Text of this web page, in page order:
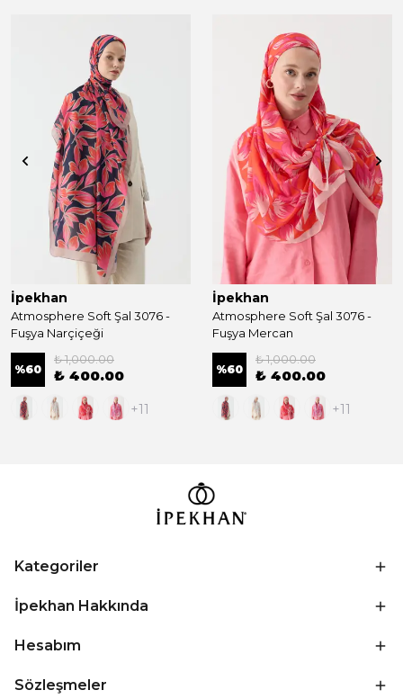
İpekhan
Atmosphere Soft Şal 3076 -
Fuşya Narçiçeği
%60
₺ 1,000.00
₺ 400.00
+11
İpekhan
Atmosphere Soft Şal 3076 -
Fuşya Mercan
%60
₺ 1,000.00
₺ 400.00
+11
Kategoriler
İpekhan Hakkında
Hesabım
Sözleşmeler